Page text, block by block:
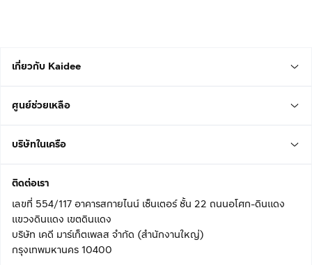
เกี่ยวกับ Kaidee
ศูนย์ช่วยเหลือ
บริษัทในเครือ
ติดต่อเรา
เลขที่ 554/117 อาคารสกายไนน์ เซ็นเตอร์ ชั้น 22 ถนนอโศก-ดินแดง
แขวงดินแดง เขตดินแดง
บริษัท เคดี มาร์เก็ตเพลส จำกัด (สำนักงานใหญ่)
กรุงเทพมหานคร 10400